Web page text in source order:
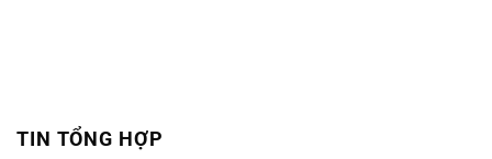
TIN TỔNG HỢP